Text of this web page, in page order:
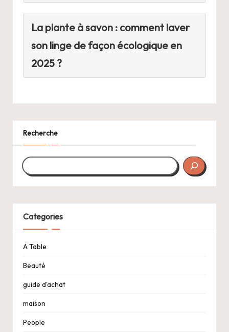
La plante à savon : comment laver
son linge de façon écologique en
2025 ?
Recherche
Categories
A Table
Beauté
guide d'achat
maison
People